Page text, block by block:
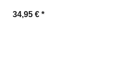
34,95 € *